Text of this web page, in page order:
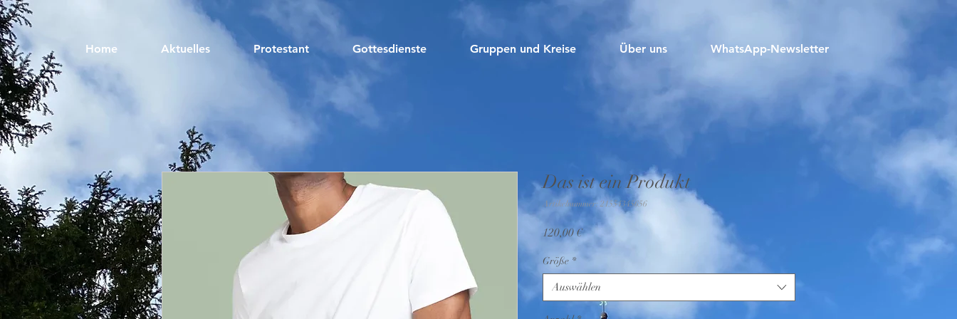
Home Aktuelles Protestant Gottesdienste Gruppen und Kreise Über uns WhatsApp-Newsletter
Das ist ein Produkt
Artikelnummer: 21554345656
120,00 €Preis
Größe *
Auswählen